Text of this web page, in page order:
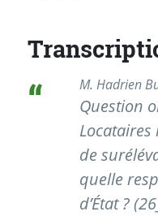
M. Hadrien
Question
de
quelle
d’État ?